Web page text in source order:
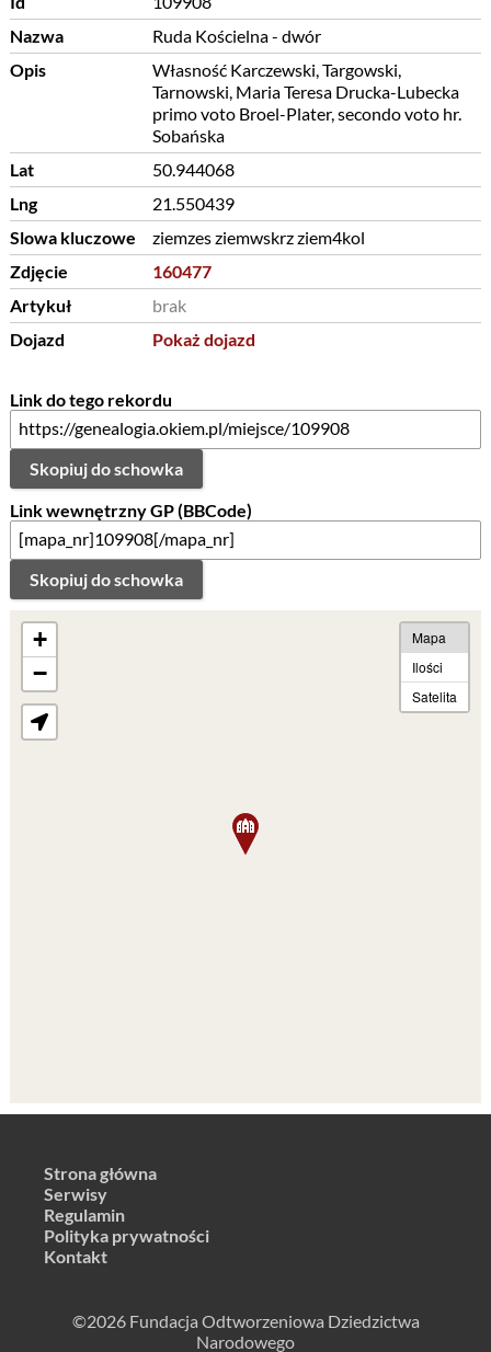
Nazwa
Ruda Kościelna - dwór
Opis
Własność Karczewski, Targowski,
Tarnowski, Maria Teresa Drucka-Lubecka
primo voto Broel-Plater, secondo voto hr.
Sobańska
Lat
50.944068
Lng
21.550439
Slowa kluczowe
ziemzes ziemwskrz ziem4kol
Zdjęcie
160477
Artykuł
brak
Dojazd
Pokaż dojazd
Link do tego rekordu
Skopiuj do schowka
Link wewnętrzny GP (BBCode)
Skopiuj do schowka
+
−
Mapa
Ilości
Satelita
Strona główna
Serwisy
Regulamin
Polityka prywatności
Kontakt
©2026 Fundacja Odtworzeniowa Dziedzictwa
Narodowego